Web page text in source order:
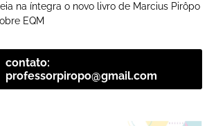
Leia na íntegra o novo livro de Marcius Pirôpo
EQM
contato:
professorpiropo@gmail.com